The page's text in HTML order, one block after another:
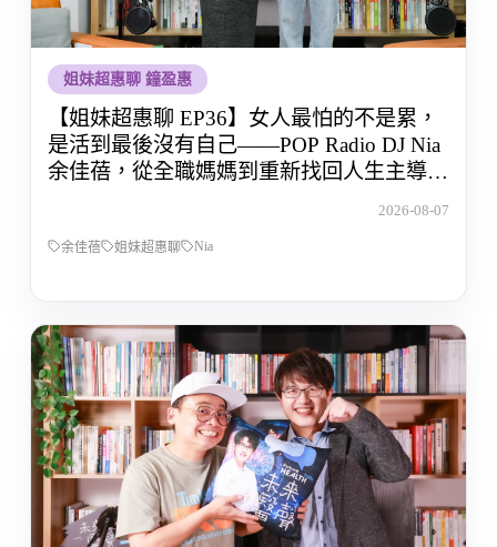
姐妹超惠聊 鐘盈惠
【姐妹超惠聊 EP36】女人最怕的不是累，
是活到最後沒有自己——POP Radio DJ Nia
余佳蓓，從全職媽媽到重新找回人生主導權
2026-08-07
余佳蓓 姐妹超惠聊 Nia